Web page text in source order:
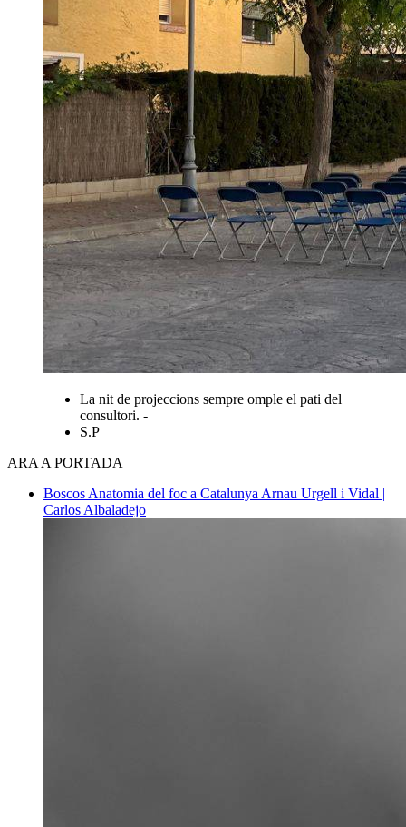
La nit de projeccions sempre omple el pati del
consultori. -
S.P
ARA A PORTADA
Boscos Anatomia del foc a Catalunya Arnau Urgell i Vidal |
Carlos Albaladejo